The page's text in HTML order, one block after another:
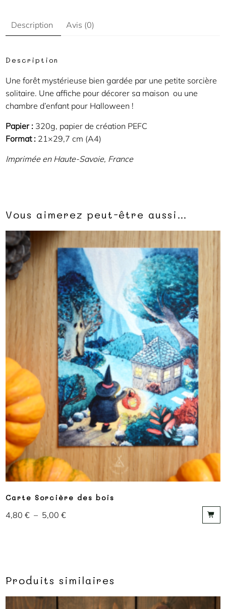
Description Avis (0)
Description
Une forêt mystérieuse bien gardée par une petite sorcière
solitaire. Une affiche pour décorer sa maison ou une
chambre d’enfant pour Halloween !
Papier : 320g, papier de création PEFC
Format : 21×29,7 cm (A4)
Imprimée en Haute-Savoie, France
Vous aimerez peut-être aussi…
Carte Sorcière des bois
4,80€ – 5,00€
Produits similaires